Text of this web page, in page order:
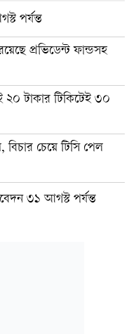
পর্যন্ত
প্রভিডেন্ট ফান্ডসহ
টাকার টিকিটেই ৩০
বিচার চেয়ে টিসি পেল
৩১ আগস্ট পর্যন্ত